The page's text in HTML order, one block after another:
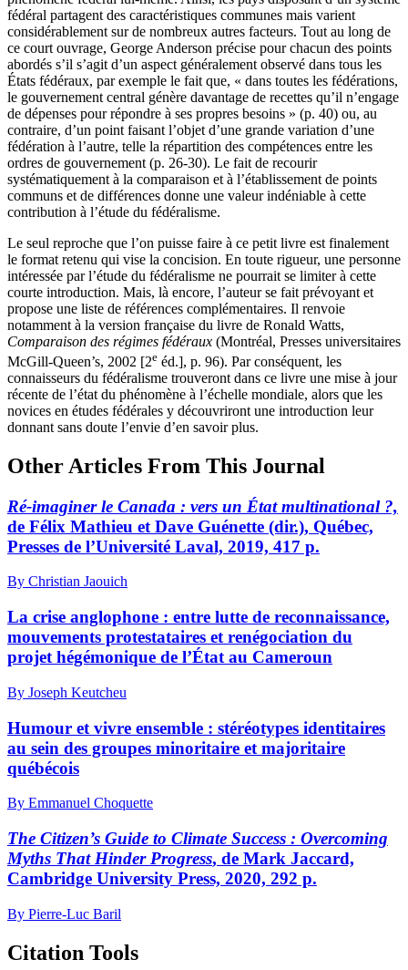
fédéral partagent des caractéristiques communes mais varient
considérablement sur de nombreux autres facteurs. Tout au long de
ce court ouvrage, George Anderson précise pour chacun des points
abordés s’il s’agit d’un aspect généralement observé dans tous les
États fédéraux, par exemple le fait que, « dans toutes les fédérations,
le gouvernement central génère davantage de recettes qu’il n’engage
de dépenses pour répondre à ses propres besoins » (p. 40) ou, au
contraire, d’un point faisant l’objet d’une grande variation d’une
fédération à l’autre, telle la répartition des compétences entre les
ordres de gouvernement (p. 26-30). Le fait de recourir
systématiquement à la comparaison et à l’établissement de points
communs et de différences donne une valeur indéniable à cette
contribution à l’étude du fédéralisme.
Le seul reproche que l’on puisse faire à ce petit livre est finalement
le format retenu qui vise la concision. En toute rigueur, une personne
intéressée par l’étude du fédéralisme ne pourrait se limiter à cette
courte introduction. Mais, là encore, l’auteur se fait prévoyant et
propose une liste de références complémentaires. Il renvoie
notamment à la version française du livre de Ronald Watts,
Comparaison des régimes fédéraux (Montréal, Presses universitaires
McGill-Queen’s, 2002 [2e éd.], p. 96). Par conséquent, les
connaisseurs du fédéralisme trouveront dans ce livre une mise à jour
récente de l’état du phénomène à l’échelle mondiale, alors que les
novices en études fédérales y découvriront une introduction leur
donnant sans doute l’envie d’en savoir plus.
Other Articles From This Journal
Ré-imaginer le Canada : vers un État multinational ?,
de Félix Mathieu et Dave Guénette (dir.), Québec,
Presses de l’Université Laval, 2019, 417 p.
By Christian Jaouich
La crise anglophone : entre lutte de reconnaissance,
mouvements protestataires et renégociation du
projet hégémonique de l’État au Cameroun
By Joseph Keutcheu
Humour et vivre ensemble : stéréotypes identitaires
au sein des groupes minoritaire et majoritaire
québécois
By Emmanuel Choquette
The Citizen’s Guide to Climate Success : Overcoming
Myths That Hinder Progress, de Mark Jaccard,
Cambridge University Press, 2020, 292 p.
By Pierre-Luc Baril
Citation Tools